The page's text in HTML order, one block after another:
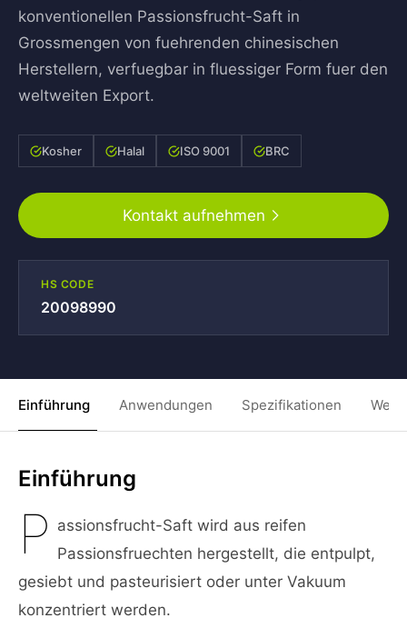
konventionellen Passionsfrucht-Saft in
Grossmengen von fuehrenden chinesischen
Herstellern, verfuegbar in fluessiger Form fuer den
weltweiten Export.
Kosher Halal ISO 9001 BRC
Kontakt aufnehmen
HS CODE
20098990
Einführung Anwendungen Spezifikationen
Einführung
P assionsfrucht-Saft wird aus reifen
Passionsfruechten hergestellt, die entpulpt,
gesiebt und pasteurisiert oder unter Vakuum
konzentriert werden.